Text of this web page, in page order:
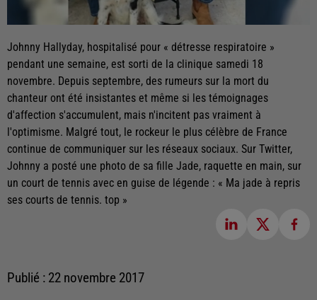
Johnny Hallyday, hospitalisé pour « détresse respiratoire »
pendant une semaine, est sorti de la clinique samedi 18
novembre. Depuis septembre, des rumeurs sur la mort du
chanteur ont été insistantes et même si les témoignages
d'affection s'accumulent, mais n'incitent pas vraiment à
l'optimisme. Malgré tout, le rockeur le plus célèbre de France
continue de communiquer sur les réseaux sociaux. Sur Twitter,
Johnny a posté une photo de sa fille Jade, raquette en main, sur
un court de tennis avec en guise de légende : « Ma jade à repris
ses courts de tennis. top »
Publié : 22 novembre 2017